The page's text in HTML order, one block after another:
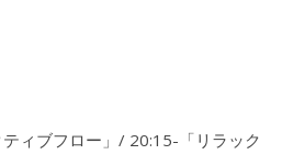
ィブフロー」/ 20:15-「リラック